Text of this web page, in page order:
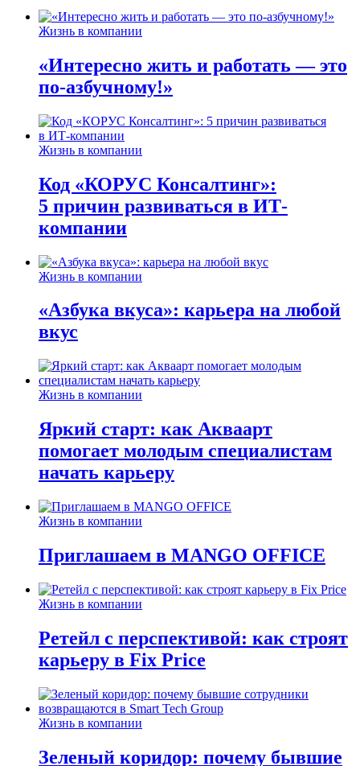
Жизнь в компании
«Интересно жить и работать — это
по-азбучному!»
Жизнь в компании
Код «КОРУС Консалтинг»:
5 причин развиваться в ИТ-
компании
Жизнь в компании
«Азбука вкуса»: карьера на любой
вкус
Жизнь в компании
Яркий старт: как Акваарт
помогает молодым специалистам
начать карьеру
Жизнь в компании
Приглашаем в MANGO OFFICE
Жизнь в компании
Ретейл с перспективой: как строят
карьеру в Fix Price
Жизнь в компании
Зеленый коридор: почему бывшие